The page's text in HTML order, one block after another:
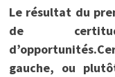
Le résultat du
de
gauche, ou